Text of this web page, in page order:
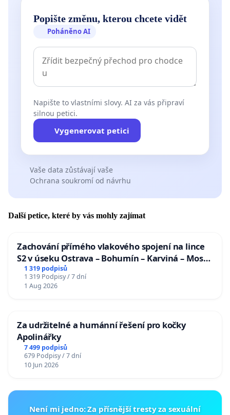
Popište změnu, kterou chcete vidět
Poháněno AI
Napište to vlastními slovy. AI za vás připraví
silnou petici.
Vygenerovat petici
Vaše data zůstávají vaše
Ochrana soukromí od návrhu
Další petice, které by vás mohly zajímat
Zachování přímého vlakového spojení na lince
S2 v úseku Ostrava – Bohumín – Karviná – Mosty
u Jablunkova
1 319 podpisů
1 319 Podpisy / 7 dní
1 Aug 2026
Za udržitelné a humánní řešení pro kočky
Apolinářky
7 499 podpisů
679 Podpisy / 7 dní
10 Jun 2026
Není mi jedno: Za přísnější tresty za sexuální